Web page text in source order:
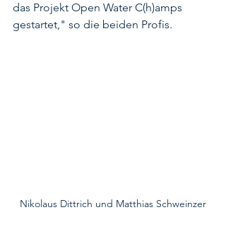
das Projekt Open Water C(h)amps
gestartet," so die beiden Profis.
Nikolaus Dittrich und Matthias Schweinzer